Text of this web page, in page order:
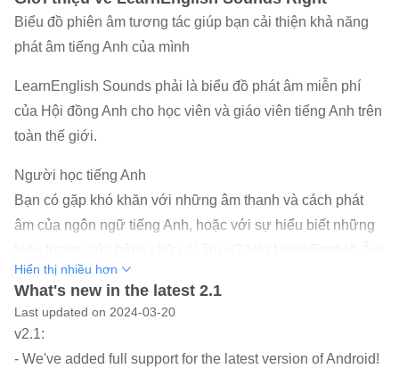
Biểu đồ phiên âm tương tác giúp bạn cải thiện khả năng
phát âm tiếng Anh của mình
LearnEnglish Sounds phải là biểu đồ phát âm miễn phí
của Hội đồng Anh cho học viên và giáo viên tiếng Anh trên
toàn thế giới.
Người học tiếng Anh
Bạn có gặp khó khăn với những âm thanh và cách phát
âm của ngôn ngữ tiếng Anh, hoặc với sự hiểu biết những
thanh ngay trên điện thoại hoặc máy tính bảng của bạn,
bạn có thể thực hành bất cứ đâu và bất cứ lúc nào. Chỉ
cần gõ một âm thanh và bạn sẽ nghe thấy nó. Chạm vào
dấu mũi tên chỉ xuống và lắng nghe ba chữ ví dụ với âm
Hiển thị nhiều hơn
What's new in the latest 2.1
Last updated on 2024-03-20
v2.1:
- We've added full support for the latest version of Android!